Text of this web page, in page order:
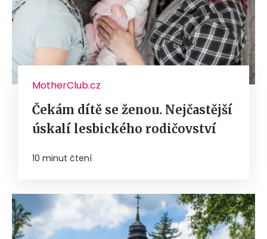
MotherClub.cz
Čekám dítě se ženou. Nejčastější
úskalí lesbického rodičovství
10 minut čtení